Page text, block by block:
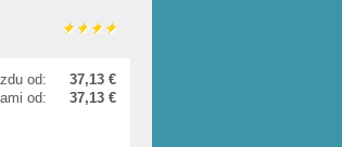
od:
37,13 €
od:
37,13 €